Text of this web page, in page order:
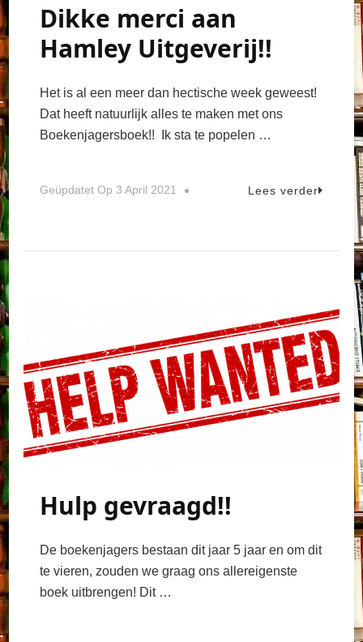
Dikke merci aan
Hamley Uitgeverij!!
Het is al een meer dan hectische week geweest!
Dat heeft natuurlijk alles te maken met ons
Boekenjagersboek!! Ik sta te popelen …
Geüpdatet Op 3 April 2021 Lees verder
Hulp gevraagd!!
De boekenjagers bestaan dit jaar 5 jaar en om dit
te vieren, zouden we graag ons allereigenste
boek uitbrengen! Dit …